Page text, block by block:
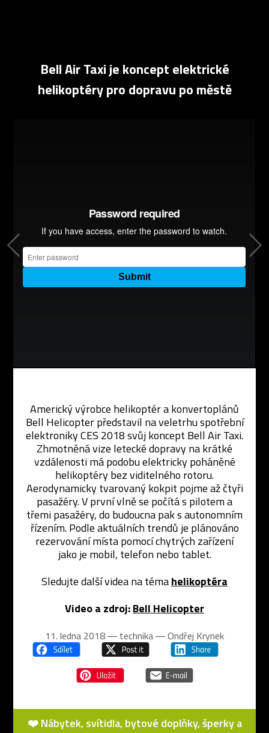
Bell Air Taxi je koncept elektrické
helikoptéry pro dopravu po městě
Americký výrobce helikoptér a konvertoplánů
Bell Helicopter představil na veletrhu spotřební
elektroniky CES 2018 svůj koncept Bell Air Taxi.
Zhmotněná vize letecké dopravy na krátké
vzdálenosti má podobu elektricky poháněné
helikoptéry bez viditelného rotoru.
Aerodynamicky tvarovaný kokpit pojme až čtyři
pasažéry. V první vlně se počítá s pilotem a
třemi pasažéry, do budoucna pak s autonomním
řízením. Podle aktuálních trendů je plánováno
rezervování místa pomocí chytrých zařízení
jako je mobil, telefon nebo tablet.
Sledujte další videa na témahelikoptéra
Video a zdroj:Bell Helicopter
11. ledna 2018 ― technika ―Ondřej Krynek
❤️ Nábytek, svítidla, bytové doplňky, šperky a